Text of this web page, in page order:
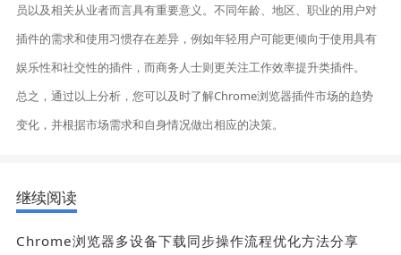
员以及相关从业者而言具有重要意义。不同年龄、地区、职业的用户对
插件的需求和使用习惯存在差异，例如年轻用户可能更倾向于使用具有
娱乐性和社交性的插件，而商务人士则更关注工作效率提升类插件。
总之，通过以上分析，您可以及时了解Chrome浏览器插件市场的趋势
变化，并根据市场需求和自身情况做出相应的决策。
继续阅读
Chrome浏览器多设备下载同步操作流程优化方法分享